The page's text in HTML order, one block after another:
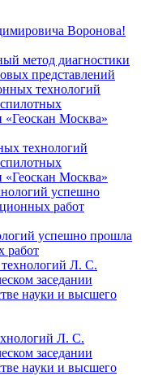
Воронова!
метод диагностики
представлений
технологий
«Геоскан Москва»
успешно прошла
работ
Л. С.
заседании
науки и высшего